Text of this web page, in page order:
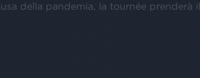
della pandemia, la tournée prenderà